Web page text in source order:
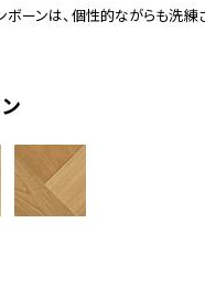
ボーンは、個性的ながらも洗練